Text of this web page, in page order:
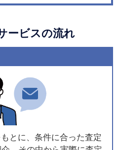
ービスの流れ
とに、条件に合った査定